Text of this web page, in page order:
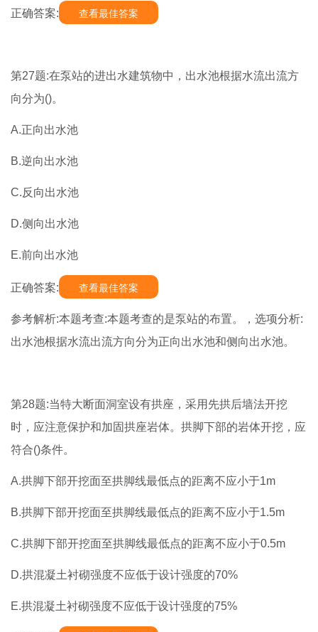
正确答案: 查看最佳答案
第27题:在泵站的进出水建筑物中，出水池根据水流出流方
向分为()。
A.正向出水池
B.逆向出水池
C.反向出水池
D.侧向出水池
E.前向出水池
正确答案: 查看最佳答案
参考解析:本题考查:本题考查的是泵站的布置。，选项分析:
出水池根据水流出流方向分为正向出水池和侧向出水池。
第28题:当特大断面洞室设有拱座，采用先拱后墙法开挖
时，应注意保护和加固拱座岩体。拱脚下部的岩体开挖，应
符合()条件。
A.拱脚下部开挖面至拱脚线最低点的距离不应小于1m
B.拱脚下部开挖面至拱脚线最低点的距离不应小于1.5m
C.拱脚下部开挖面至拱脚线最低点的距离不应小于0.5m
D.拱混凝土衬砌强度不应低于设计强度的70%
E.拱混凝土衬砌强度不应低于设计强度的75%